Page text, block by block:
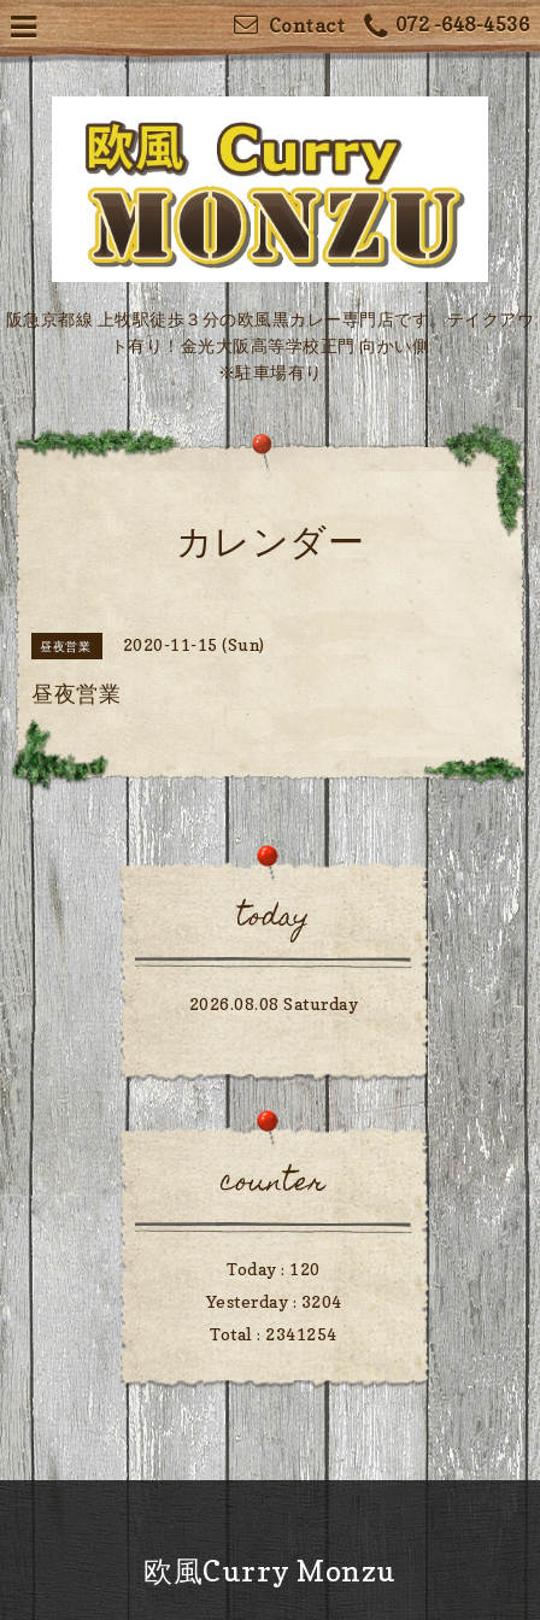
072 -648-4536
Contact
阪急京都線 上牧駅徒歩３分の欧風黒カレー専門店です。テイクアウ
ト有り！金光大阪高等学校正門 向かい側
※駐車場有り
カレンダー
昼夜営業 2020-11-15 (Sun)
昼夜営業
today
2026.08.08 Saturday
counter
Today : 120
Yesterday : 3204
Total : 2341254
欧風Curry Monzu